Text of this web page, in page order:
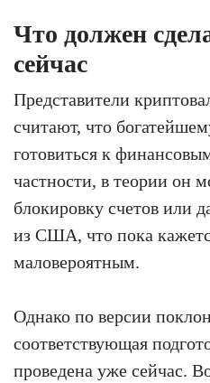
Что должен
сейчас
Представители
считают, что
готовиться к
частности, в теории он
блокировку счетов или
из США, что пока
маловероятным.
Однако по версии
соответствующая
проведена уже сейчас.